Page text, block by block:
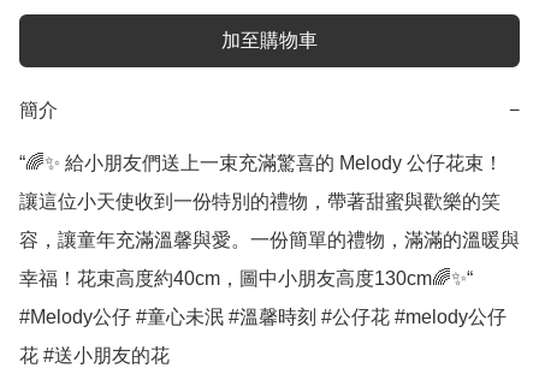
加至購物車
簡介 −
“🌈✨ 給小朋友們送上一束充滿驚喜的 Melody 公仔花束！
讓這位小天使收到一份特別的禮物，帶著甜蜜與歡樂的笑
容，讓童年充滿溫馨與愛。一份簡單的禮物，滿滿的溫暖與
幸福！花束高度約40cm，圖中小朋友高度130cm🌈✨“
#Melody公仔 #童心未泯 #溫馨時刻 #公仔花 #melody公仔
花 #送小朋友的花